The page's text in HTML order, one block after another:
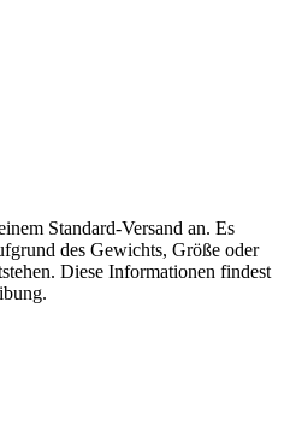
Standard-Versand an. Es
des Gewichts, Größe oder
Diese Informationen findest